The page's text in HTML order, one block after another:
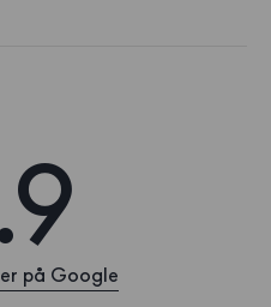
på Google